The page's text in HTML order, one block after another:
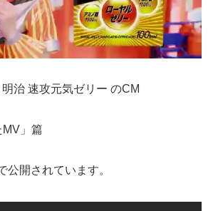
治 速攻元気ゼリー のCM
MV」篇
公開されています。